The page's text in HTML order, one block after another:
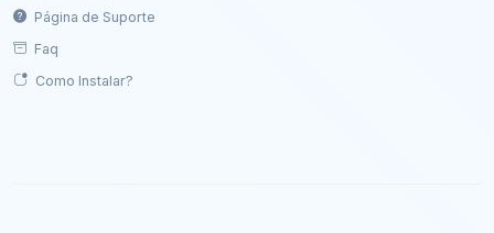
Página de Suporte
Faq
Como Instalar?